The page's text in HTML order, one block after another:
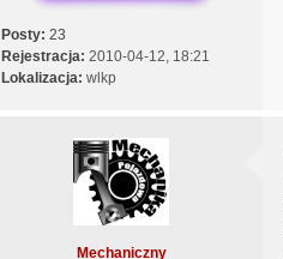
Posty: 23
Rejestracja: 2010-04-12, 18:21
Lokalizacja: wlkp
Mechaniczny